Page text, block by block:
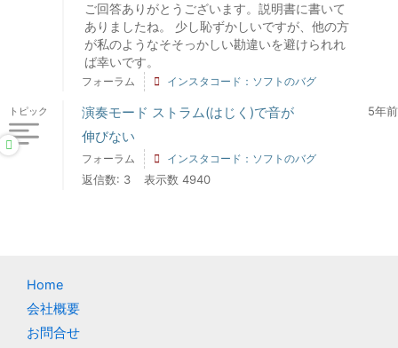
ご回答ありがとうございます。説明書に書いて
ありましたね。 少し恥ずかしいですが、他の方
が私のようなそそっかしい勘違いを避けられれ
ば幸いです。
フォーラム インスタコード：ソフトのバグ
トピック
演奏モード ストラム(はじく)で音が
伸びない
5年前
フォーラム インスタコード：ソフトのバグ
返信数: 3 表示数 4940
Home
会社概要
お問合せ